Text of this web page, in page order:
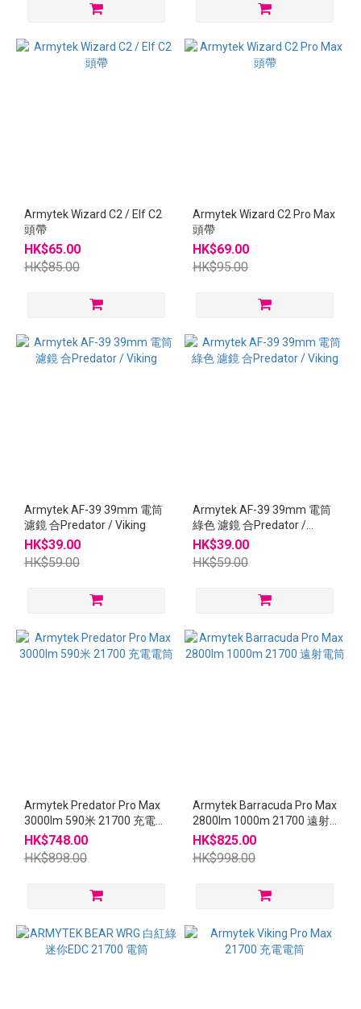
Armytek Wizard C2 / Elf C2
頭帶
HK$65.00
HK$85.00
Armytek Wizard C2 Pro Max
頭帶
HK$69.00
HK$95.00
Armytek AF-39 39mm 電筒
濾鏡 合Predator / Viking
HK$39.00
HK$59.00
Armytek AF-39 39mm 電筒
綠色 濾鏡 合Predator /
Viking
HK$39.00
HK$59.00
Armytek Predator Pro Max
3000lm 590米 21700 充電電
筒
HK$748.00
HK$898.00
Armytek Barracuda Pro Max
2800lm 1000m 21700 遠射
電筒
HK$825.00
HK$998.00